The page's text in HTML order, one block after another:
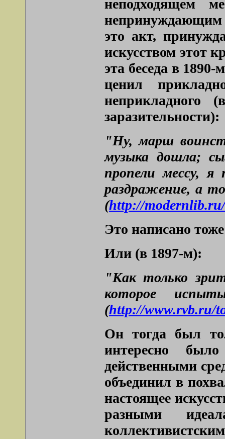
неподходящем
это акт,
искусством этот
эта беседа в
ценил
неприкладного
заразительности):
"Ну, марш
музыка дошла;
пропели мессу,
раздражение, а
(http://
Это написано
Или (в 1897-м):
"Как только
которое
(http://www.rvb.ru/
Он тогда был
интересно
действенными
объединил в
настоящее
разными